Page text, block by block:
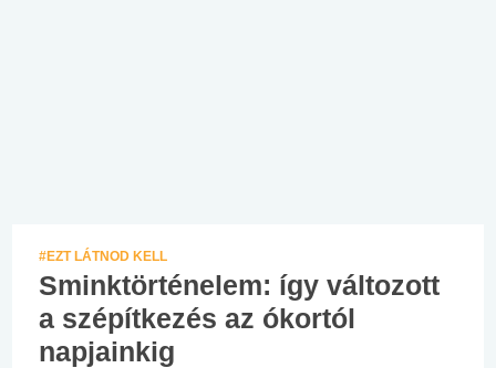
#EZT LÁTNOD KELL
Sminktörténelem: így változott
a szépítkezés az ókortól
napjainkig